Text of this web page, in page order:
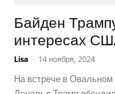
Байден
интересах
Lisa - 14 ноября, 2024
На встрече в